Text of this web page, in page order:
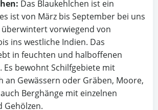
Das Blaukehlchen ist ein
ist von März bis September bei uns
vorwiegend von
ins westliche Indien. Das
in feuchten und halboffenen
Es bewohnt Schilfgebiete mit
an Gewässern oder Gräben, Moore,
Berghänge mit einzelnen
Gehölzen.